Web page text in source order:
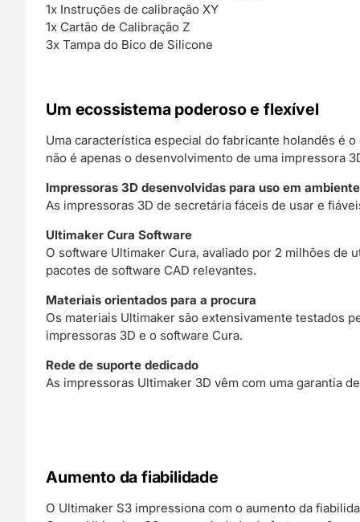
1x Instruções de calibração XY
1x Cartão de Calibração Z
3x Tampa do Bico de Silicone
Um ecossistema poderoso e flexível
Uma característica especial do fabricante holandês é
não é apenas o desenvolvimento de uma impressora
Impressoras 3D desenvolvidas para uso em
As impressoras 3D de secretária fáceis de usar e
Ultimaker Cura Software
O software Ultimaker Cura, avaliado por 2 milhões de
pacotes de software CAD relevantes.
Materiais orientados para a procura
Os materiais Ultimaker são extensivamente testados
impressoras 3D e o software Cura.
Rede de suporte dedicado
As impressoras Ultimaker 3D vêm com uma garantia
Aumento da fiabilidade
O Ultimaker S3 impressiona com o aumento da